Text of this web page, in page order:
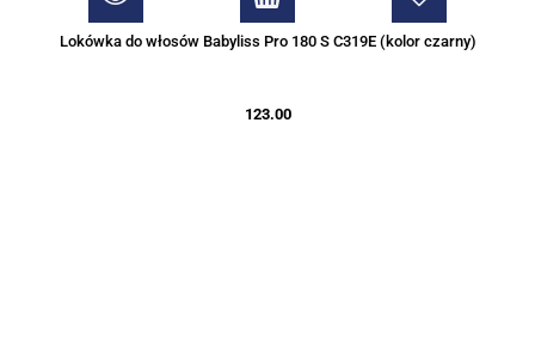
Lokówka do włosów Babyliss Pro 180 S C319E (kolor czarny)
123.00